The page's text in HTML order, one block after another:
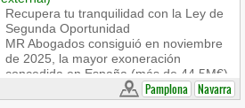
Recupera tu tranquilidad con la Ley de
Segunda Oportunidad
MR Abogados consiguió en noviembre
de 2025, la mayor exoneración
concedida en España (más de 44,5M€)
desde la entrada en vigor de la Ley.
Pamplona Navarra